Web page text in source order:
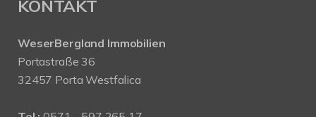
KONTAKT
WeserBergland Immobilien
Portastraße 36
32457 Porta Westfalica